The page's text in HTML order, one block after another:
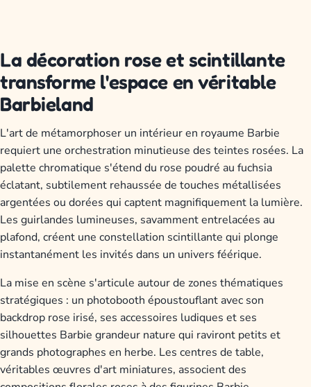
La décoration rose et scintillante
transforme l'espace en véritable
Barbieland
L'art de métamorphoser un intérieur en royaume Barbie
requiert une orchestration minutieuse des teintes rosées. La
palette chromatique s'étend du rose poudré au fuchsia
éclatant, subtilement rehaussée de touches métallisées
argentées ou dorées qui captent magnifiquement la lumière.
Les guirlandes lumineuses, savamment entrelacées au
plafond, créent une constellation scintillante qui plonge
instantanément les invités dans un univers féérique.
La mise en scène s'articule autour de zones thématiques
stratégiques : un photobooth époustouflant avec son
backdrop rose irisé, ses accessoires ludiques et ses
silhouettes Barbie grandeur nature qui raviront petits et
grands photographes en herbe. Les centres de table,
véritables œuvres d'art miniatures, associent des